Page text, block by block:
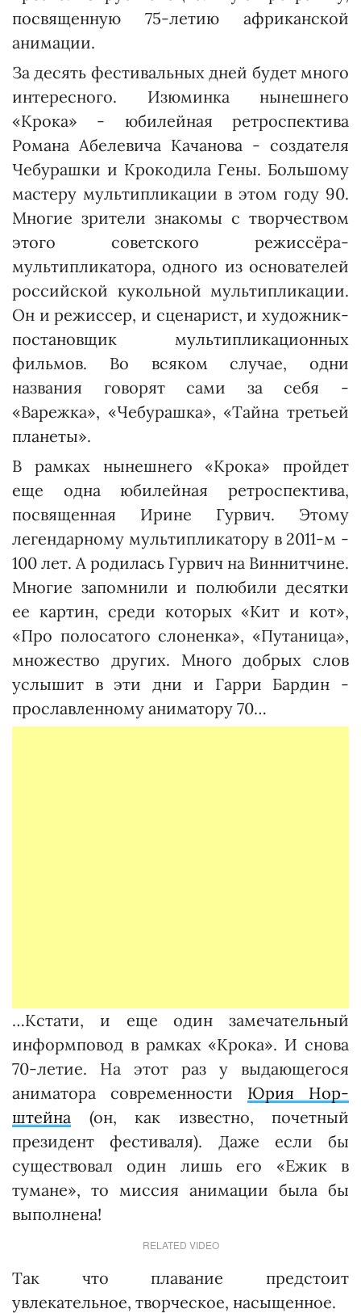
посвященную 75-летию африканской
анимации.
За десять фестивальных дней будет много
интересного. Изю­минка нынешнего
«Крока» - юбилейная ретроспектива
Рома­на Абелевича Качанова - создателя
Чебурашки и Крокодила Гены. Большому
мастеру мультипликации в этом году 90.
Мно­гие зрители знакомы с творчеством
этого советского режиссёра-
мультипликатора, одного из основателей
российской кукольной мультипликации.
Он и режиссер, и сценарист, и художник-
постановщик мультипликационных
фильмов. Во всяком случае, одни
названия говорят сами за себя -
«Варежка», «Чебурашка», «Тайна третьей
планеты».
В рамках нынешнего «Крока» пройдет
еще одна юбилейная рет­роспектива,
посвященная Ири­не Гурвич. Этому
легендарному муль­типликатору в 2011-м -
100 лет. А родилась Гурвич на Вин­нитчине.
Многие запомнили и полюбили десятки
ее картин, среди которых «Кит и кот»,
«Про полосатого слоненка», «Путани­ца»,
множество других. Много добрых слов
услышит в эти дни и Гарри Бардин -
прославленному аниматору 70…
…Кстати, и еще один замечательный
информповод в рамках «Крока». И снова
70-летие. На этот раз у выдающегося
аниматора современности Юрия Нор­
штейна (он, как известно, почетный
президент фестиваля). Даже если бы
существовал один лишь его «Ежик в
тумане», то миссия анимации была бы
выполнена!
RELATED VIDEO
Так что плавание предстоит
увлекательное, творческое, насыщенное.